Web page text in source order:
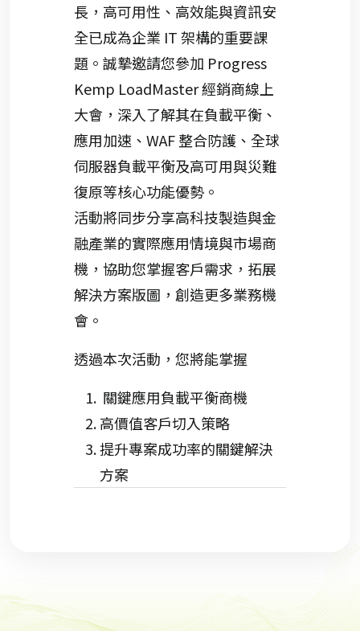
長，高可用性、高效能與資訊安
全已成為企業 IT架構的重要課
題。誠摯邀請您參加 Progress
Kemp LoadMaster經銷商線上
大會，深入了解其在負載平衡、
應用加速、 WAF整合防護、全球
伺服器負載平衡及高可用與災難
復原等核心功能優勢。
活動將同步分享高科技製造與金
融產業的實際應用情境與市場商
機，協助您掌握客戶需求，拓展
解決方案版圖，創造更多業務機
會。
透過本次活動，您將能掌握
關鍵應用負載平衡商機
高價值客戶切入策略
提升專案成功率的關鍵解決
方案